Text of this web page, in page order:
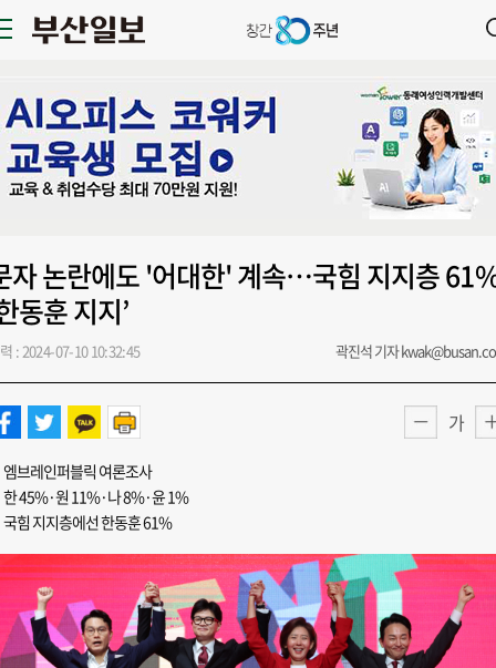
자 논란에도 '어대한' 계속…국힘 지지층
동훈 지지’
: 2024-07-10 10:32:45 곽진석 기자
가
엠브레인퍼블릭 여론조사
한 45%·원 11%·나 8%·윤 1%
국힘 지지층에선 한동훈 61%